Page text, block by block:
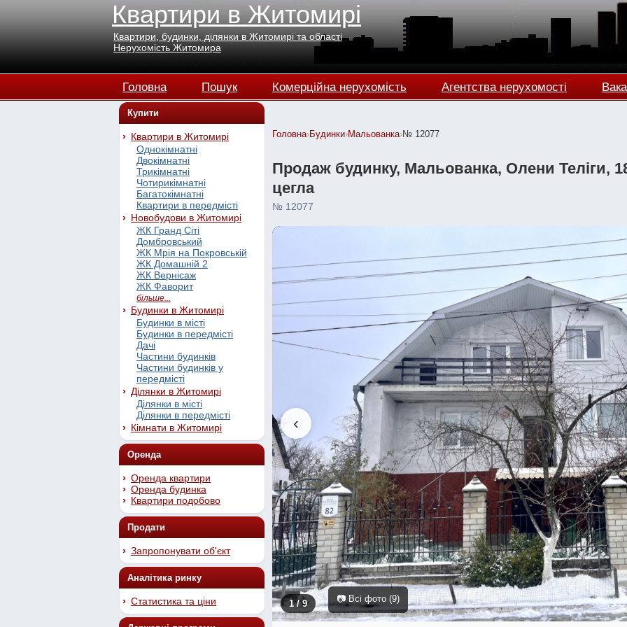
Квартири в Житомирі
Квартири, будинки, ділянки в Житомирі та області
Нерухомість Житомира
Головна Пошук Комерційна нерухомість Агентства нерухомості
Купити
Квартири в Житомирі
Однокімнатні
Двокімнатні
Трикімнатні
Чотирикімнатні
Багатокімнатні
Квартири в передмісті
Новобудови в Житомирі
ЖК Гранд Сіті
Домбровський
ЖК Мрія на Покровській
ЖК Домашній 2
ЖК Вернісаж
ЖК Фаворит
більше...
Будинки в Житомирі
Будинки в місті
Будинки в передмісті
Дачі
Частини будинків
Частини будинків у
передмісті
Ділянки в Житомирі
Ділянки в місті
Ділянки в передмісті
Кімнати в Житомирі
Оренда
Оренда квартири
Оренда будинка
Квартири подобово
Продати
Запропонувати об'єкт
Аналітика ринку
Статистика та ціни
Головна›Будинки›Мальованка›№ 12077
Продаж будинку, Мальованка, Олени Теліги,
цегла
№ 12077
‹
1/ 9 📷 Всі фото (9)